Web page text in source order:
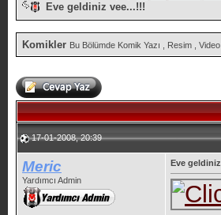
Eve geldiniz vee...!!!
Komikler Bu Bölümde Komik Yazı , Resim ,
17-01-2008, 20:39
Meric
Yardımcı Admin
Eve